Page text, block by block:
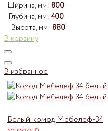
Ширина, мм: 800
Глубина, мм: 400
Высота, мм: 880
В корзину
В избранное
Белый комод Мебелеф-34